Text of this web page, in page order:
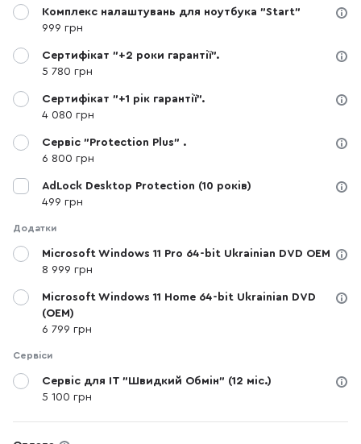
Комплекс налаштувань для ноутбука "Start"
999 грн
Сертифікат "+2 роки гарантії".
5 780 грн
Сертифікат "+1 рік гарантії".
4 080 грн
Сервіс "Protection Plus" .
6 800 грн
AdLock Desktop Protection (10 років)
499 грн
Додатки
Microsoft Windows 11 Pro 64-bit Ukrainian DVD OEM
8 999 грн
Microsoft Windows 11 Home 64-bit Ukrainian DVD
(OEM)
6 799 грн
Сервіси
Сервіс для IT "Швидкий Обмін" (12 міс.)
5 100 грн